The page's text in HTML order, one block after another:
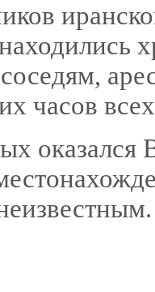
часов
оказался